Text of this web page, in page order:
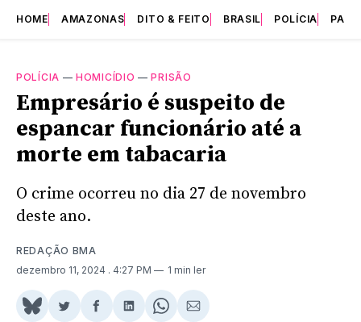
HOME AMAZONAS DITO & FEITO BRASIL POLÍCIA
POLÍCIA —HOMICÍDIO —PRISÃO
Empresário é suspeito de
espancar funcionário até a
morte em tabacaria
O crime ocorreu no dia 27 de novembro
deste ano.
REDAÇÃO BMA
dezembro 11, 2024 . 4:27 PM 1 min ler
ShareCompartilhar
Compartilhar
Compartilhar
ShareCompartilhar